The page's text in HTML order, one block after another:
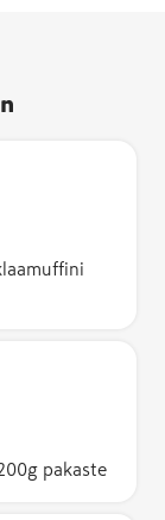
pakaste